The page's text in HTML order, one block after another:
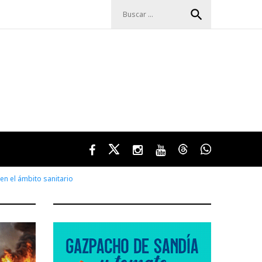
search
FacebookTwitterInstagramYoutubeThreadsWhatsApp
el ámbito sanitario